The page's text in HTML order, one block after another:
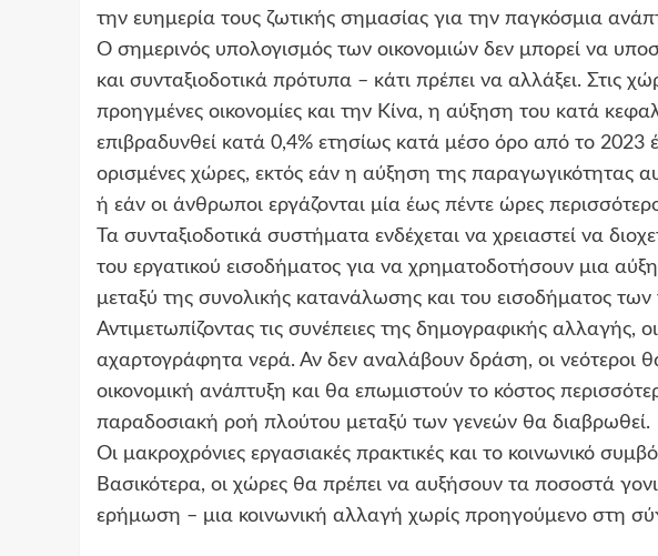
την ευημερία τους ζωτικής σημασίας για την παγκόσμια
Ο σημερινός υπολογισμός των οικονομιών δεν μπορεί να
και συνταξιοδοτικά πρότυπα – κάτι πρέπει να αλλάξει. Στις
προηγμένες οικονομίες και την Κίνα, η αύξηση του κατά
επιβραδυνθεί κατά 0,4% ετησίως κατά μέσο όρο από το 2023
ορισμένες χώρες, εκτός εάν η αύξηση της παραγωγικότητας
ή εάν οι άνθρωποι εργάζονται μία έως πέντε ώρες
Τα συνταξιοδοτικά συστήματα ενδέχεται να χρειαστεί να
του εργατικού εισοδήματος για να χρηματοδοτήσουν μια
μεταξύ της συνολικής κατανάλωσης και του εισοδήματος των
Αντιμετωπίζοντας τις συνέπειες της δημογραφικής αλλαγής,
αχαρτογράφητα νερά. Αν δεν αναλάβουν δράση, οι νεότεροι
οικονομική ανάπτυξη και θα επωμιστούν το κόστος
παραδοσιακή ροή πλούτου μεταξύ των γενεών θα διαβρωθεί.
Οι μακροχρόνιες εργασιακές πρακτικές και το κοινωνικό
Βασικότερα, οι χώρες θα πρέπει να αυξήσουν τα ποσοστά
ερήμωση – μια κοινωνική αλλαγή χωρίς προηγούμενο στη